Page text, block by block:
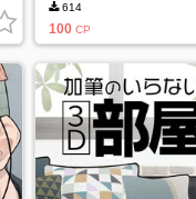
614
100 CP